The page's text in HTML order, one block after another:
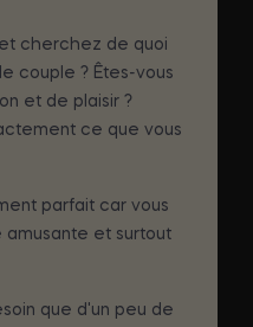
cherchez de quoi
couple ? Êtes-vous
et de plaisir ?
ce que vous
parfait car vous
amusante et surtout
que d'un peu de